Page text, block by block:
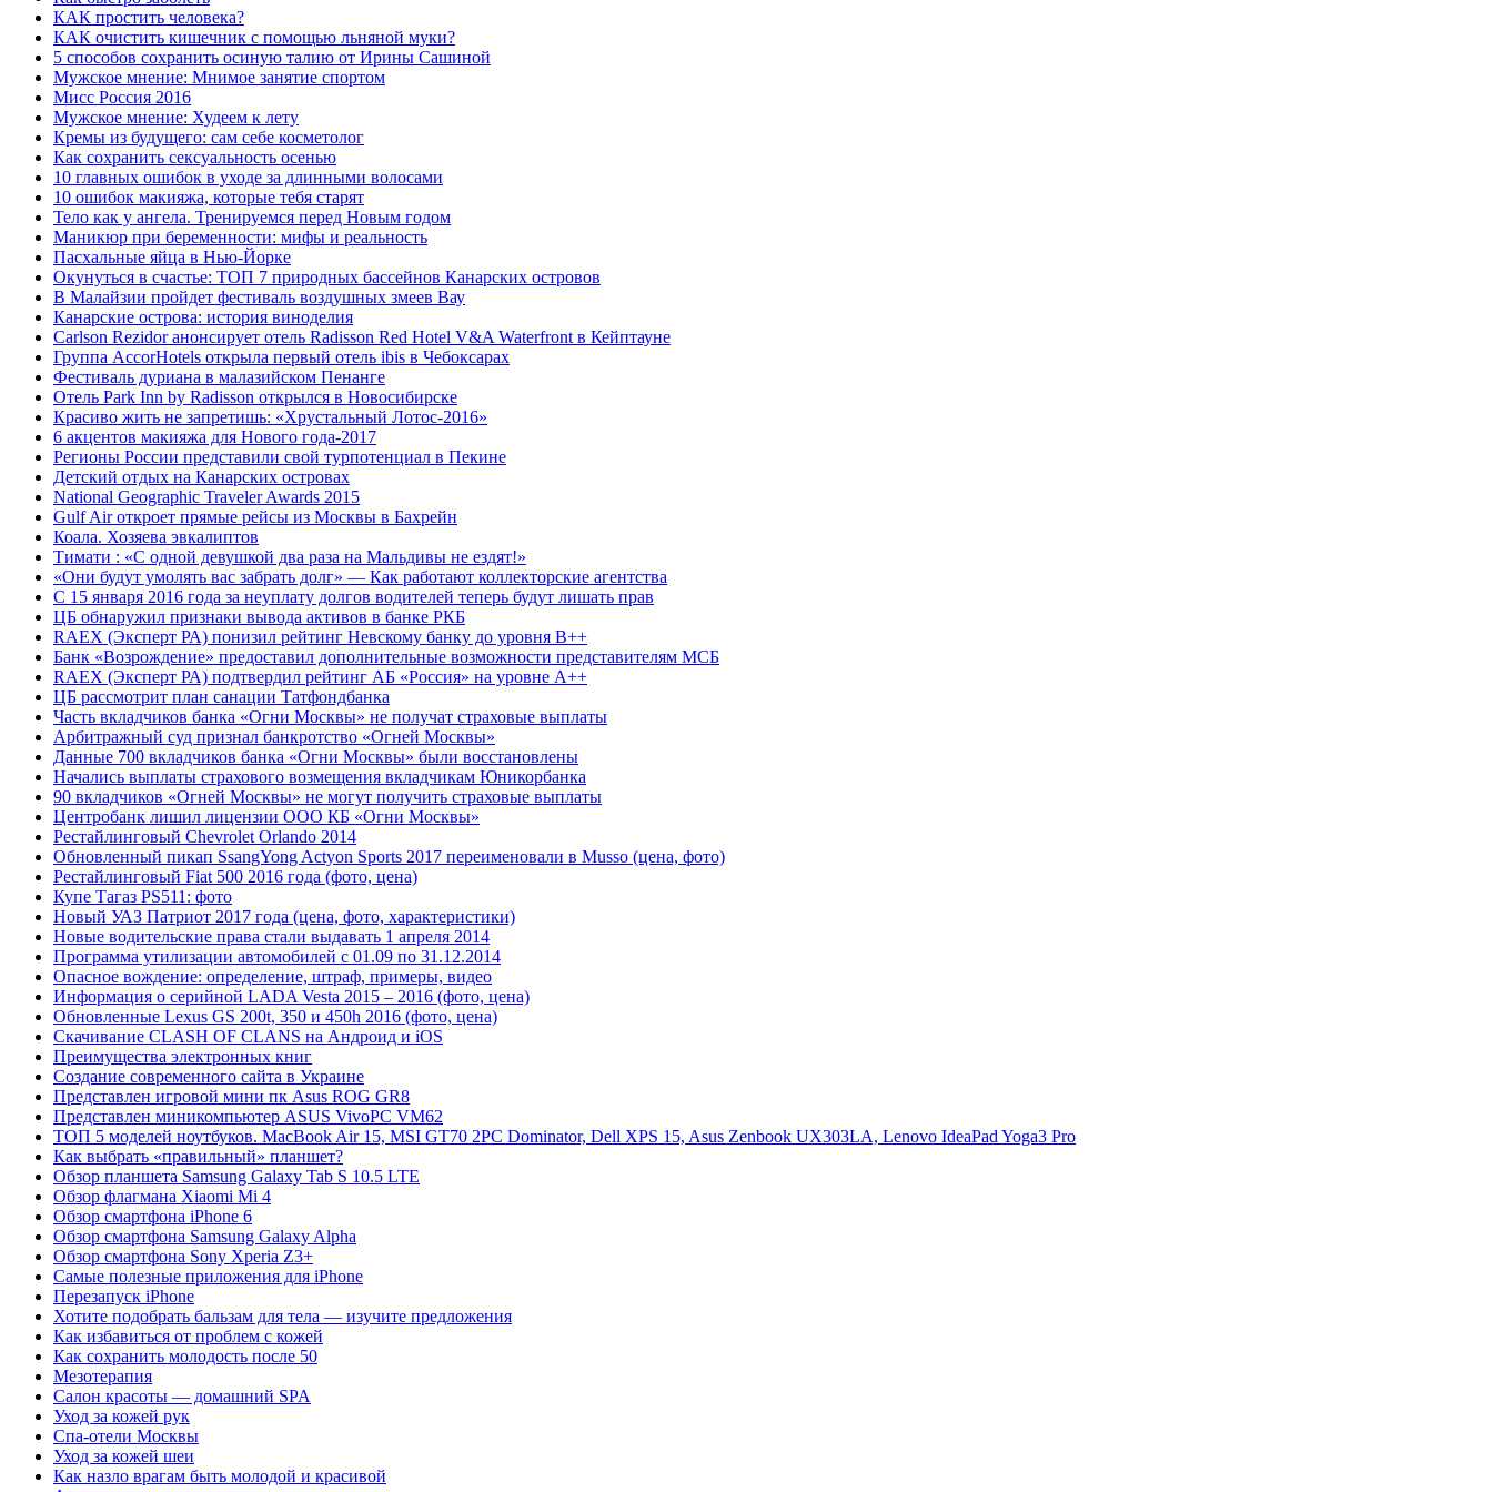
КАК простить человека?
КАК очистить кишечник с помощью льняной муки?
5 способов сохранить осиную талию от Ирины Сашиной
Мужское мнение: Мнимое занятие спортом
Мисс Россия 2016
Мужское мнение: Худеем к лету
Кремы из будущего: сам себе косметолог
Как сохранить сексуальность осенью
10 главных ошибок в уходе за длинными волосами
10 ошибок макияжа, которые тебя старят
Тело как у ангела. Тренируемся перед Новым годом
Маникюр при беременности: мифы и реальность
Пасхальные яйца в Нью-Йорке
Окунуться в счастье: ТОП 7 природных бассейнов Канарских островов
В Малайзии пройдет фестиваль воздушных змеев Вау
Канарские острова: история виноделия
Carlson Rezidor анонсирует отель Radisson Red Hotel V&A Waterfront в Кейптауне
Группа AccorHotels открыла первый отель ibis в Чебоксарах
Фестиваль дуриана в малазийском Пенанге
Отель Park Inn by Radisson открылся в Новосибирске
Красиво жить не запретишь: «Хрустальный Лотос-2016»
6 акцентов макияжа для Нового года-2017
Регионы России представили свой турпотенциал в Пекине
Детский отдых на Канарских островах
Nаtional Geographic Traveler Awards 2015
Gulf Air откроет прямые рейсы из Москвы в Бахрейн
Коала. Хозяева эвкалиптов
Тимати : «С одной девушкой два раза на Мальдивы не ездят!»
«Они будут умолять вас забрать долг» — Как работают коллекторские агентства
С 15 января 2016 года за неуплату долгов водителей теперь будут лишать прав
ЦБ обнаружил признаки вывода активов в банке РКБ
RAEX (Эксперт РА) понизил рейтинг Невскому банку до уровня В++
Банк «Возрождение» предоставил дополнительные возможности представителям МСБ
RAEX (Эксперт РА) подтвердил рейтинг АБ «Россия» на уровне A++
ЦБ рассмотрит план санации Татфондбанка
Часть вкладчиков банка «Огни Москвы» не получат страховые выплаты
Арбитражный суд признал банкротство «Огней Москвы»
Данные 700 вкладчиков банка «Огни Москвы» были восстановлены
Начались выплаты страхового возмещения вкладчикам Юникорбанка
90 вкладчиков «Огней Москвы» не могут получить страховые выплаты
Центробанк лишил лицензии ООО КБ «Огни Москвы»
Рестайлинговый Chevrolet Orlando 2014
Обновленный пикап SsangYong Actyon Sports 2017 переименовали в Musso (цена, фото)
Рестайлинговый Fiat 500 2016 года (фото, цена)
Купе Тагаз PS511: фото
Новый УАЗ Патриот 2017 года (цена, фото, характеристики)
Новые водительские права стали выдавать 1 апреля 2014
Программа утилизации автомобилей с 01.09 по 31.12.2014
Опасное вождение: определение, штраф, примеры, видео
Информация о серийной LADA Vesta 2015 – 2016 (фото, цена)
Обновленные Lexus GS 200t, 350 и 450h 2016 (фото, цена)
Скачивание CLASH OF CLANS на Андроид и iOS
Преимущества электронных книг
Создание современного сайта в Украине
Представлен игровой мини пк Asus ROG GR8
Представлен миникомпьютер ASUS VivoPC VM62
ТОП 5 моделей ноутбуков. MacBook Air 15, MSI GT70 2PC Dominator, Dell XPS 15, Asus Zenbook UX303LA, Lenovo IdeaPad Yoga3 Pro
Как выбрать «правильный» планшет?
Обзор планшета Samsung Galaxy Tab S 10.5 LTE
Обзор флагмана Xiaomi Mi 4
Обзор смартфона iPhone 6
Обзор смартфона Samsung Galaxy Alpha
Обзор смартфона Sony Xperia Z3+
Самые полезные приложения для iPhone
Перезапуск iPhone
Хотите подобрать бальзам для тела — изучите предложения
Как избавиться от проблем с кожей
Как сохранить молодость после 50
Мезотерапия
Салон красоты — домашний SPA
Уход за кожей рук
Спа-отели Москвы
Уход за кожей шеи
Как назло врагам быть молодой и красивой